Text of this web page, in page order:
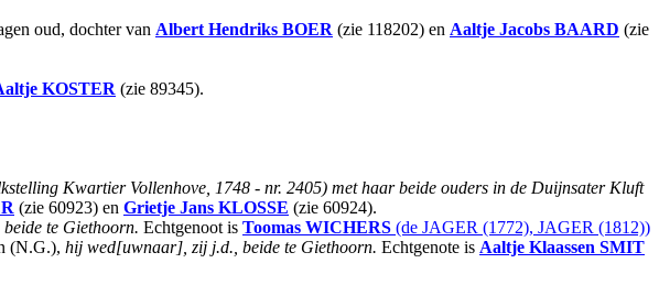
oud, dochter van Albert Hendriks BOER (zie 118202) en Aaltje Jacobs BAARD (zie
KOSTER (zie 89345).
Kwartier Vollenhove, 1748 - nr. 2405) met haar beide ouders in de Duijnsater Kluft
(zie 60923) en Grietje Jans KLOSSE (zie 60924).
te Giethoorn. Echtgenoot is Toomas WICHERS (de JAGER (1772), JAGER (1812))
(N.G.), hij wed[uwnaar], zij j.d., beide te Giethoorn. Echtgenote is Aaltje Klaassen SMIT